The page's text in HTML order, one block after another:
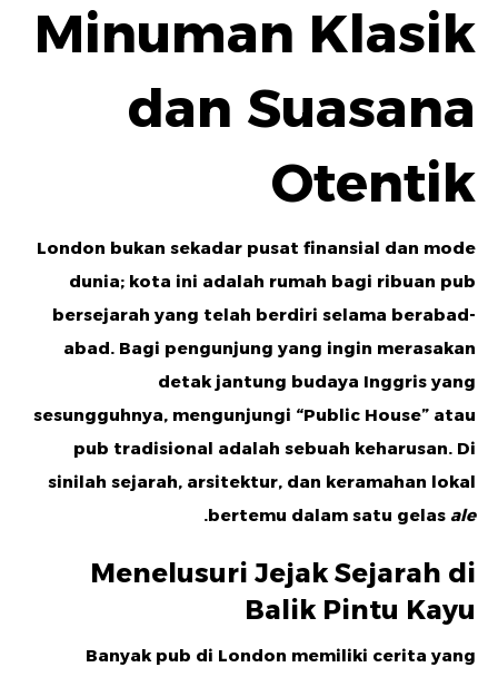
Minuman Klasik
dan Suasana
Otentik
London bukan sekadar pusat finansial dan mode
dunia; kota ini adalah rumah bagi ribuan pub
bersejarah yang telah berdiri selama berabad-
abad. Bagi pengunjung yang ingin merasakan
detak jantung budaya Inggris yang
sesungguhnya, mengunjungi “Public House” atau
pub tradisional adalah sebuah keharusan. Di
sinilah sejarah, arsitektur, dan keramahan lokal
bertemu dalam satu gelas ale
.
Menelusuri Jejak Sejarah di
Balik Pintu Kayu
Banyak pub di London memiliki cerita yang